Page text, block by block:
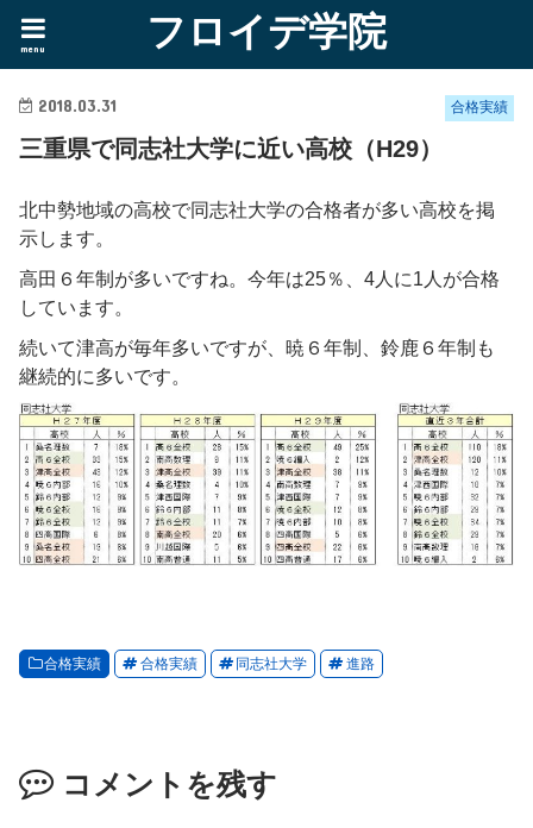
フロイデ学院
menu
合格実績
2018.03.31
三重県で同志社大学に近い高校（H29）
北中勢地域の高校で同志社大学の合格者が多い高校を掲
示します。
高田６年制が多いですね。今年は25％、4人に1人が合格
しています。
続いて津高が毎年多いですが、暁６年制、鈴鹿６年制も
継続的に多いです。
合格実績 合格実績 同志社大学 進路
コメントを残す